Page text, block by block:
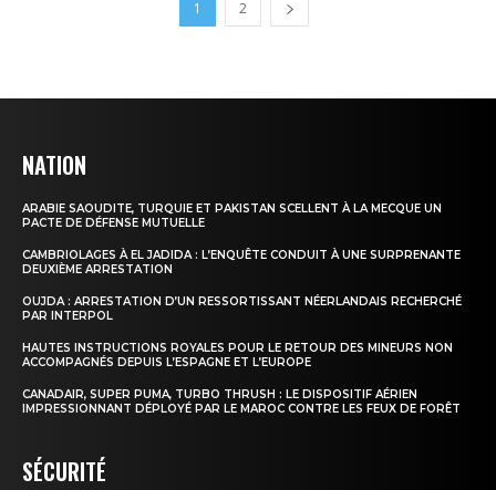
1 2
NATION
ARABIE SAOUDITE, TURQUIE ET PAKISTAN SCELLENT À LA MECQUE UN
PACTE DE DÉFENSE MUTUELLE
CAMBRIOLAGES À EL JADIDA : L’ENQUÊTE CONDUIT À UNE SURPRENANTE
DEUXIÈME ARRESTATION
OUJDA : ARRESTATION D’UN RESSORTISSANT NÉERLANDAIS RECHERCHÉ
PAR INTERPOL
HAUTES INSTRUCTIONS ROYALES POUR LE RETOUR DES MINEURS NON
ACCOMPAGNÉS DEPUIS L’ESPAGNE ET L’EUROPE
CANADAIR, SUPER PUMA, TURBO THRUSH : LE DISPOSITIF AÉRIEN
IMPRESSIONNANT DÉPLOYÉ PAR LE MAROC CONTRE LES FEUX DE FORÊT
SÉCURITÉ